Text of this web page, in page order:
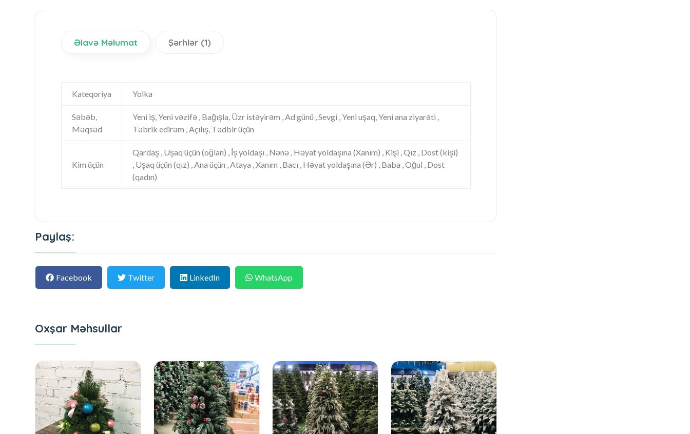
Əlavə Məlumat Şərhlər (1)
Kateqoriya Yolka
Səbəb,
Məqsəd
Yeni iş, Yeni vəzifə , Bağışla, Üzr istəyirəm , Ad günü , Sevgi , Yeni uşaq, Yeni ana ziyarəti ,
Təbrik edirəm , Açılış, Tədbir üçün
Kim üçün
Qardaş , Uşaq üçün (oğlan) , İş yoldaşı , Nənə , Həyat yoldaşına (Xanım) , Kişi , Qız , Dost (kişi)
, Uşaq üçün (qız) , Ana üçün , Ataya , Xanım , Bacı , Həyat yoldaşına (Ər) , Baba , Oğul , Dost
(qadın)
Paylaş:
Facebook Twitter LinkedIn WhatsApp
Oxşar Məhsullar